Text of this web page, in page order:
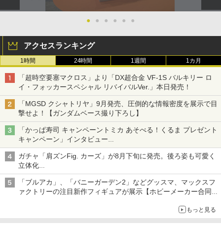
● ● ● ● ● ●
アクセスランキング
1時間 24時間 1週間 1カ月
「超時空要塞マクロス」より「DX超合金 VF-1S バルキリー ロ
イ・フォッカースペシャル リバイバルVer.」本日発売！
「MGSD クシャトリヤ」9月発売、圧倒的な情報密度を展示で目
撃せよ！【ガンダムベース撮り下ろし】
「かっぱ寿司 キャンペーントミカ あそべる！くるま プレゼント
キャンペーン」インタビュー
子どもが楽しめるかっぱ寿司ならではの体験とコラボの楽しさを
追求
ガチャ「肩ズンFig. カーズ」が8月下旬に発売。後ろ姿も可愛く
立体化
ライトニング・マックィーンやメーターなど4種がラインナップ
「ブルアカ」、「バニーガーデン2」などグッスマ、マックスフ
ァクトリーの注目新作フィギュアが展示【ホビーメーカー合同展
もっと見る